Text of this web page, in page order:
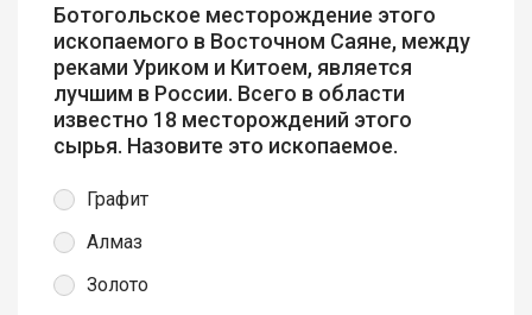
Ботогольское месторождение этого
ископаемого в Восточном Саяне, между
реками Уриком и Китоем, является
лучшим в России. Всего в области
известно 18 месторождений этого
сырья. Назовите это ископаемое.
Графит
Алмаз
Золото